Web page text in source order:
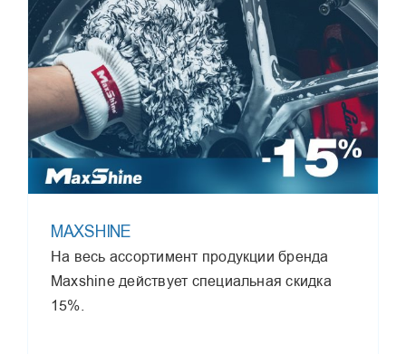
MAXSHINE
На весь ассортимент продукции бренда
Maxshine действует специальная скидка
15%.